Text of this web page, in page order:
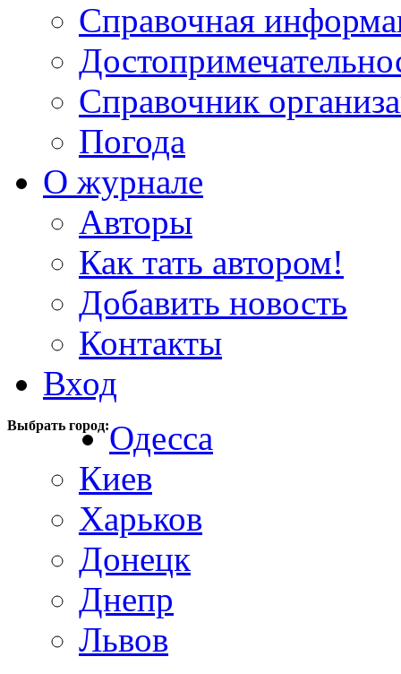
Справочная
Справочник
Погода
О журнале
Авторы
Как тать автором!
Добавить новость
Контакты
Вход
Выбрать город:Одесса
Киев
Харьков
Донецк
Днепр
Львов